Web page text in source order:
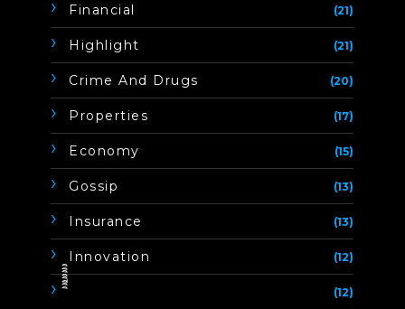
Financial (21)
Highlight (21)
Crime And Drugs (20)
Properties (17)
Economy (15)
Gossip (13)
Insurance (13)
Innovation (12)
(12)